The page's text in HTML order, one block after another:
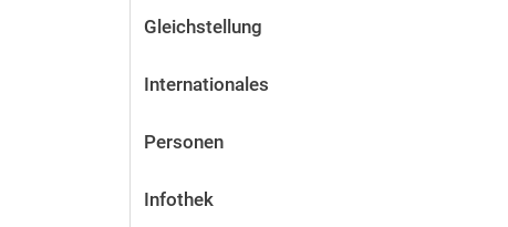
Gleichstellung
Internationales
Personen
Infothek